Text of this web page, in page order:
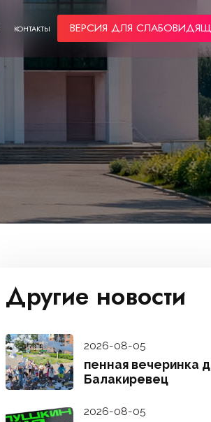
КОНТАКТЫ ВЕРСИЯ ДЛЯ
Другие новости
2026-08-05
пенная вечеринка
Балакиревец
2026-08-05